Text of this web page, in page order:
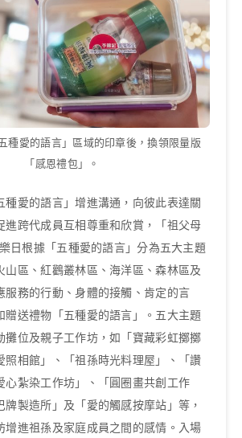
種愛的語言」區域的印章後，換領限量版
「感恩禮包」。
種愛的語言」增進溝通，向彼此表達關
進跨代成員互相尊重和欣賞，「祖父母
日根據「五種愛的語言」分為五大主題
山區、紅鸛叢林區、海洋區、森林區及
服務的行動、身體的接觸、肯定的言
贈送禮物「五種愛的語言」。五大主題
攤位及親子工作坊，如「寶藏彩虹擲擲
照相館」、「祖孫時光料理屋」、「讚
心紮染工作坊」、「圓圈畫共創工作
製造所」及「愛的觸感按摩站」等，
增進祖孫及家庭成員之間的感情。入場